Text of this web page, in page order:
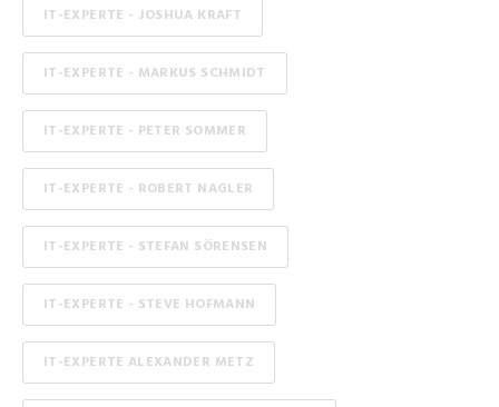
IT-EXPERTE - JOSHUA KRAFT
IT-EXPERTE - MARKUS SCHMIDT
IT-EXPERTE - PETER SOMMER
IT-EXPERTE - ROBERT NAGLER
IT-EXPERTE - STEFAN SÖRENSEN
IT-EXPERTE - STEVE HOFMANN
IT-EXPERTE ALEXANDER METZ